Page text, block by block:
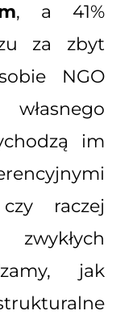
, a 41%
za zbyt
NGO
im
raczej
jak